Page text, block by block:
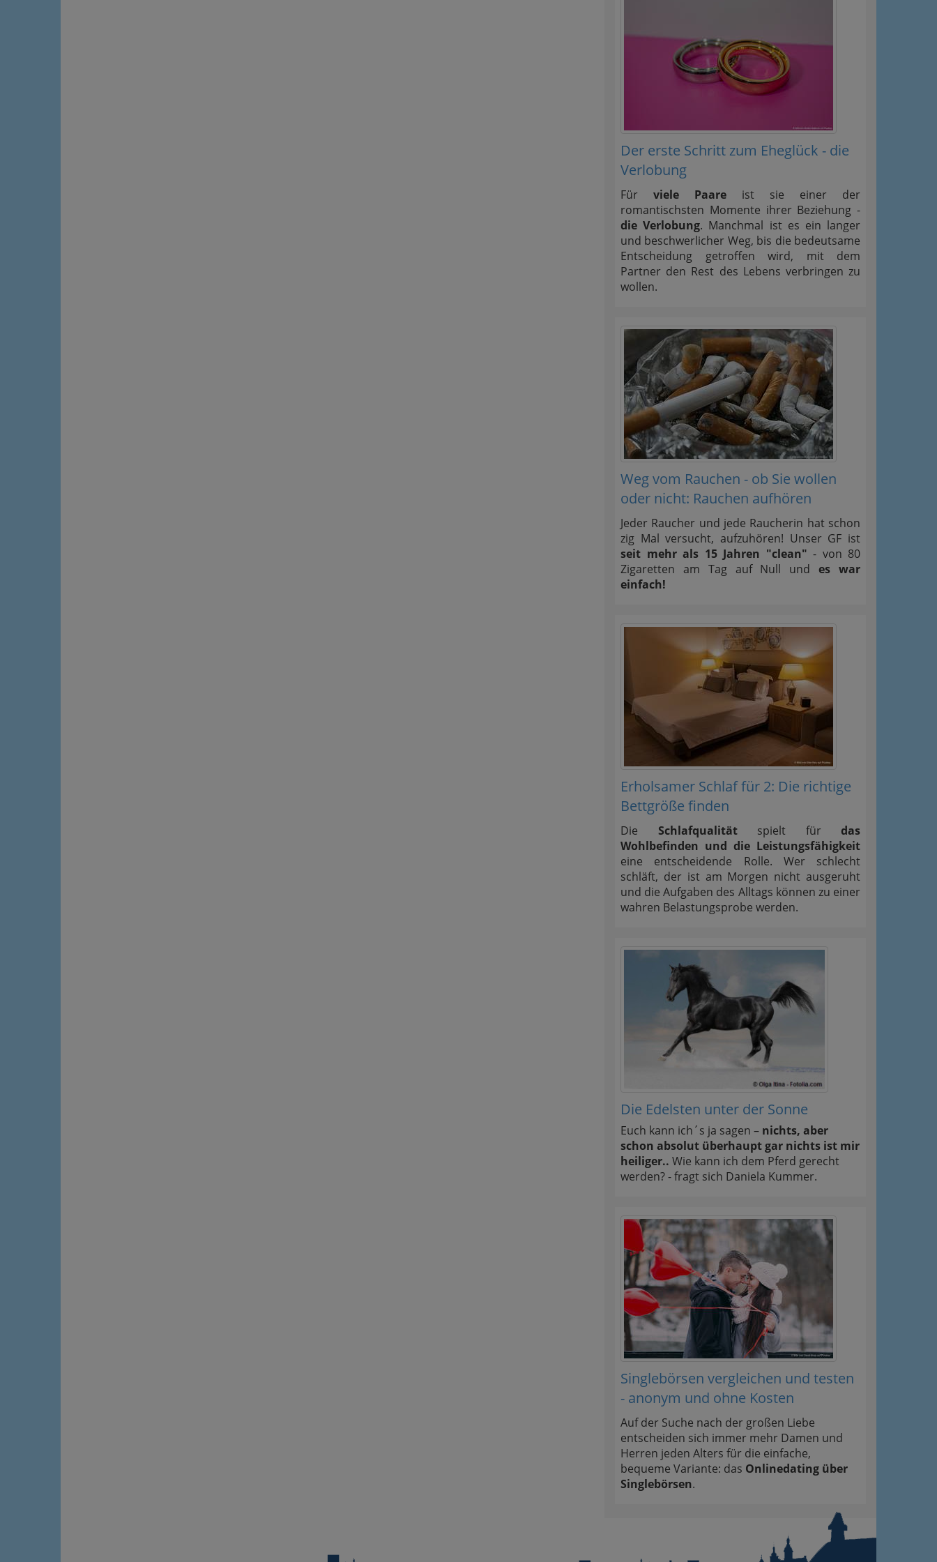
Der erste Schritt zum Eheglück - die
Verlobung
Für viele Paare ist sie einer der
romantischsten Momente ihrer Beziehung -
die Verlobung. Manchmal ist es ein langer
und beschwerlicher Weg, bis die bedeutsame
Entscheidung getroffen wird, mit dem
Partner den Rest des Lebens verbringen zu
wollen.
Weg vom Rauchen - ob Sie wollen
oder nicht: Rauchen aufhören
Jeder Raucher und jede Raucherin hat schon
zig Mal versucht, aufzuhören! Unser GF ist
seit mehr als 15 Jahren "clean" - von 80
Zigaretten am Tag auf Null undes war
einfach!
Erholsamer Schlaf für 2: Die richtige
Bettgröße finden
Die Schlafqualitätspielt für das
Wohlbefinden und die Leistungsfähigkeit
eine entscheidende Rolle. Wer schlecht
schläft, der ist am Morgen nicht ausgeruht
und die Aufgaben des Alltags können zu einer
wahren Belastungsprobe werden.
Die Edelsten unter der Sonne
Euch kann ich´s ja sagen – nichts, aber
schon absolut überhaupt gar nichts ist mir
heiliger.. Wie kann ich dem Pferd gerecht
werden? - fragt sich Daniela Kummer.
Singlebörsen vergleichen und testen
- anonym und ohne Kosten
Auf der Suche nach der großen Liebe
entscheiden sich immer mehr Damen und
Herren jeden Alters für die einfache,
bequeme Variante: das Onlinedating über
Singlebörsen.